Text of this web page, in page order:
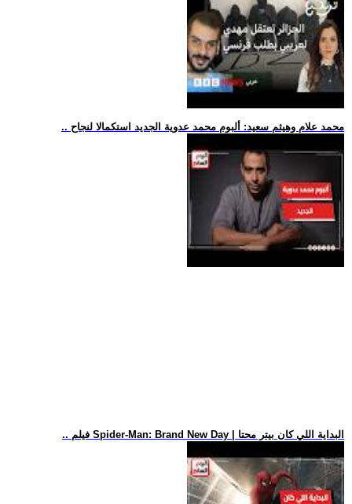
.. محمد علام وهيثم سعيد: ألبوم محمد عدوية الجديد استكمالا لنجاح
.. فيلم Spider-Man: Brand New Day | البداية اللي كان بيتر محتا